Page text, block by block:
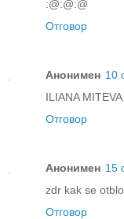
:@:@:@
Отговор
Анонимен 10
ILIANA MITEVA
Отговор
Анонимен 15
zdr kak se
Отговор